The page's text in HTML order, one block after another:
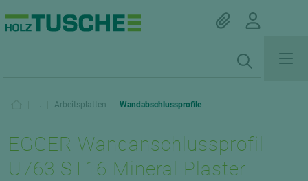
... Arbeitsplatten Wandabschlussprofile
EGGER Wandanschlussprofil
U763 ST16 Mineral Plaster